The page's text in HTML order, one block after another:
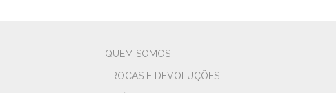
QUEM SOMOS
TROCAS E DEVOLUÇÕES